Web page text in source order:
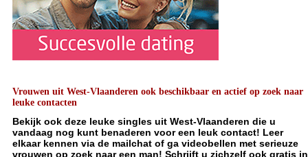
Vrouwen uit West-Vlaanderen ook beschikbaar en actief op zoek naar
leuke contacten
Bekijk ook deze leuke singles uit West-Vlaanderen die u
vandaag nog kunt benaderen voor een leuk contact! Leer
elkaar kennen via de mailchat of ga videobellen met serieuze
vrouwen op zoek naar een man! Schrijft u zichzelf ook gratis in